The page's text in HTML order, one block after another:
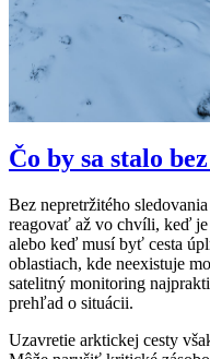
Čo by sa stalo
Bez nepretržitého
reagovať až vo chvíli, keď
alebo keď musí byť cesta
oblastiach, kde neexistuje
satelitný monitoring
prehľad o situácii.
Uzavretie arktickej cesty